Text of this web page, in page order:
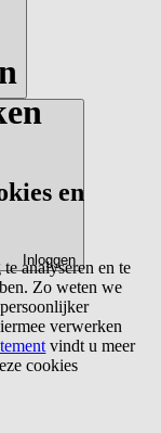
Inloggen
en
analyseren en te
Zo weten we
verwerken
vindt u meer
cookies